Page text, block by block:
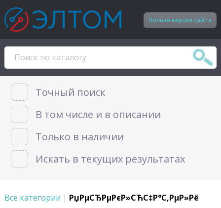
Полная версия сайта
Точный поиск
В том числе и в описании
Только в наличии
Искать в текущих результатах
Все категории | РџРµСЂРµРєР»СЋС‡Р°С‚РµР»Рё